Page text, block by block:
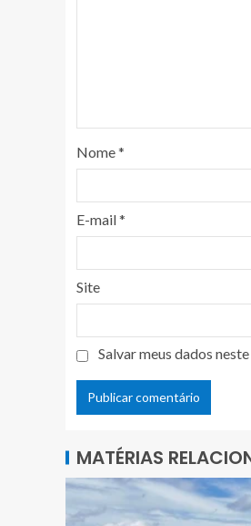
Nome*
E-mail*
Site
Salvar meus dados
MATÉRIAS